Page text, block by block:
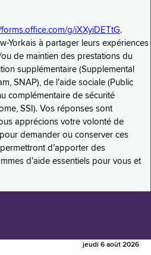
forms.office.com/g/iXXyiDETtG.
Yorkais à partager leurs expériences
de maintien des prestations du
supplémentaire (Supplemental
SNAP), de l’aide sociale (Public
complémentaire de sécurité
SSI). Vos réponses sont
apprécions votre volonté de
demander ou conserver ces
d’apporter des
d’aide essentiels pour vous et
jeudi 6 août 2026